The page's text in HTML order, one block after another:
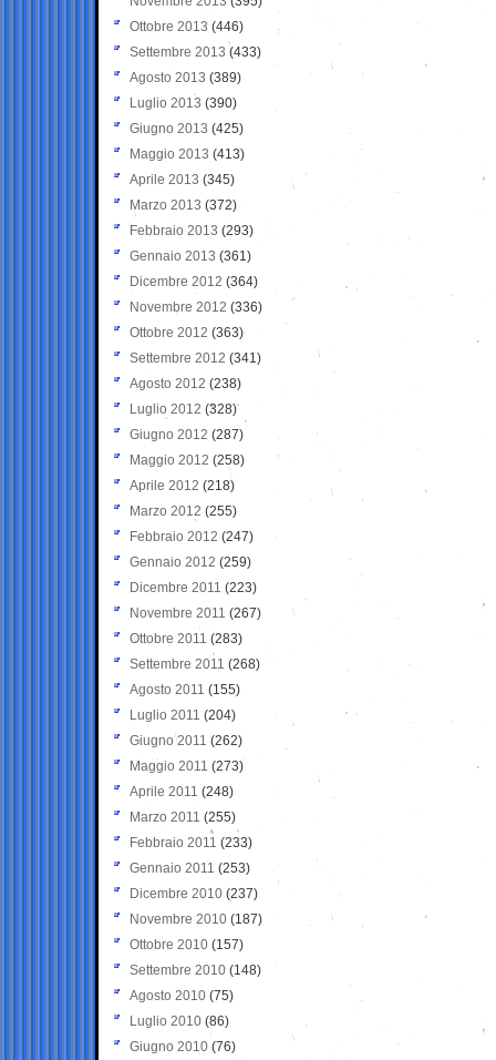
Ottobre 2013 (446)
Settembre 2013 (433)
Agosto 2013 (389)
Luglio 2013 (390)
Giugno 2013 (425)
Maggio 2013 (413)
Aprile 2013 (345)
Marzo 2013 (372)
Febbraio 2013 (293)
Gennaio 2013 (361)
Dicembre 2012 (364)
Novembre 2012 (336)
Ottobre 2012 (363)
Settembre 2012 (341)
Agosto 2012 (238)
Luglio 2012 (328)
Giugno 2012 (287)
Maggio 2012 (258)
Aprile 2012 (218)
Marzo 2012 (255)
Febbraio 2012 (247)
Gennaio 2012 (259)
Dicembre 2011 (223)
Novembre 2011 (267)
Ottobre 2011 (283)
Settembre 2011 (268)
Agosto 2011 (155)
Luglio 2011 (204)
Giugno 2011 (262)
Maggio 2011 (273)
Aprile 2011 (248)
Marzo 2011 (255)
Febbraio 2011 (233)
Gennaio 2011 (253)
Dicembre 2010 (237)
Novembre 2010 (187)
Ottobre 2010 (157)
Settembre 2010 (148)
Agosto 2010 (75)
Luglio 2010 (86)
Giugno 2010 (76)